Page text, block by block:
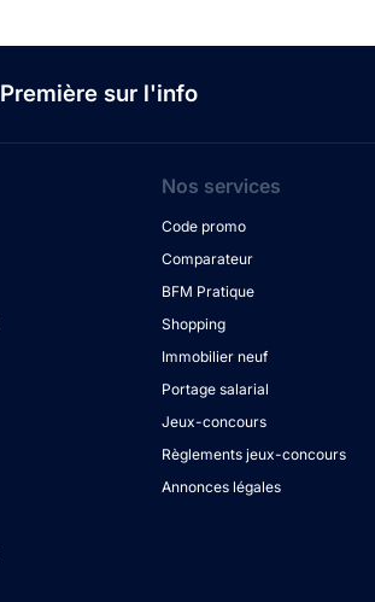
Première sur l'info
Nos services
Code promo
Comparateur
BFM Pratique
Shopping
Immobilier neuf
Portage salarial
Jeux-concours
Règlements jeux-concours
Annonces légales